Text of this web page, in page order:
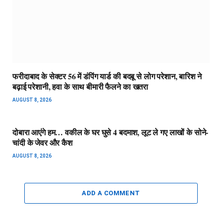
फरीदाबाद के सेक्टर 56 में डंपिंग यार्ड की बदबू से लोग परेशान, बारिश ने
बढ़ाई परेशानी, हवा के साथ बीमारी फैलने का खतरा
AUGUST 8, 2026
दोबारा आएंगे हम… वकील के घर घुसे 4 बदमाश, लूट ले गए लाखों के सोने-
चांदी के जेवर और कैश
AUGUST 8, 2026
ADD A COMMENT